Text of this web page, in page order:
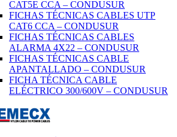
CAT5E CCA – CONDUSUR
FICHAS TÉCNICAS CABLES UTP
CAT6 CCA – CONDUSUR
FICHAS TÉCNICAS CABLES
ALARMA 4X22 – CONDUSUR
FICHAS TÉCNICAS CABLE
APANTALLADO – CONDUSUR
FICHA TÉCNICA CABLE
ELÉCTRICO 300/600V – CONDUSUR